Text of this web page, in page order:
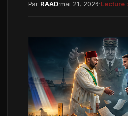
Par RAAD·mai 21, 2026·Lecture :